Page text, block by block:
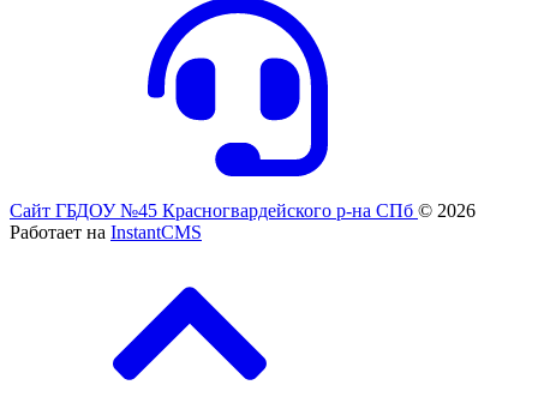
Сайт ГБДОУ №45 Красногвардейского р-на СПб © 2026
Работает на InstantCMS